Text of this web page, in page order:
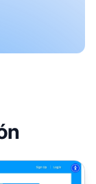
Store